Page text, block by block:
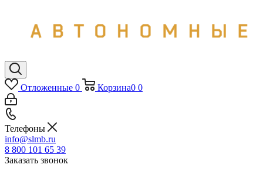
Отложенные 0 Корзина0 0
Телефоны
info@slmb.ru
8 800 101 65 39
Заказать звонок